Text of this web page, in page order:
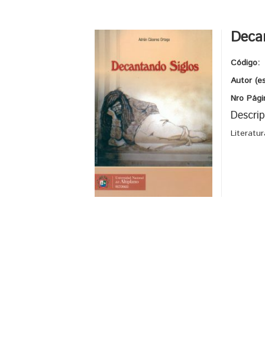
Código:
Autor
Nro